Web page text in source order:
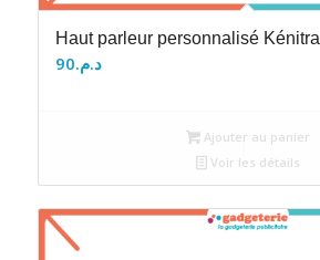
Haut parleur personnalisé Kénitra
د.م.90
Ajouter au panier
Voir les détails